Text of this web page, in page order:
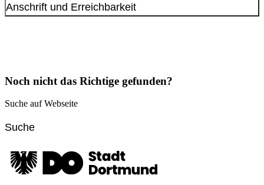
44135 Dortmund
Dienstag
07:00 Uhr
07:00 Uhr bis18:00 Uhr
Freitag
Anschrift und Erreichbarkeit
Noch nicht das Richtige gefunden?
Suche auf Webseite